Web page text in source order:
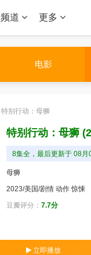
频道 更多
电影
特别行动：母狮
特别行动：母狮
8集全，最后更新于 08月
母狮
2023/美国/剧情 动作 惊悚
豆瓣评分： 7.7分
立即播放